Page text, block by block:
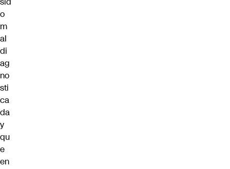
o
m
al
di
ag
no
sti
ca
da
y
qu
e
en